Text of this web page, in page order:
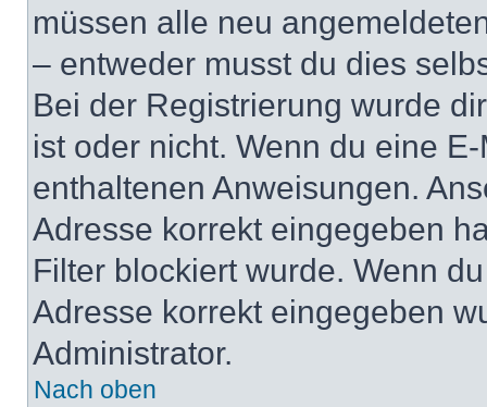
müssen alle neu
– entweder musst du dies
Bei der Registrierung wurde
ist oder nicht. Wenn du eine
enthaltenen Anweisungen.
Adresse korrekt eingegeben
Filter blockiert wurde. Wenn
Adresse korrekt eingegeben
Administrator.
Nach oben